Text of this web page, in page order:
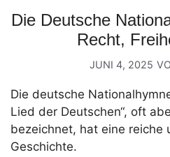
Die Deutsche
Recht,
JUNI 4, 2025
Die deutsche
Lied der Deutschen“, oft
bezeichnet, hat eine reiche
Geschichte.